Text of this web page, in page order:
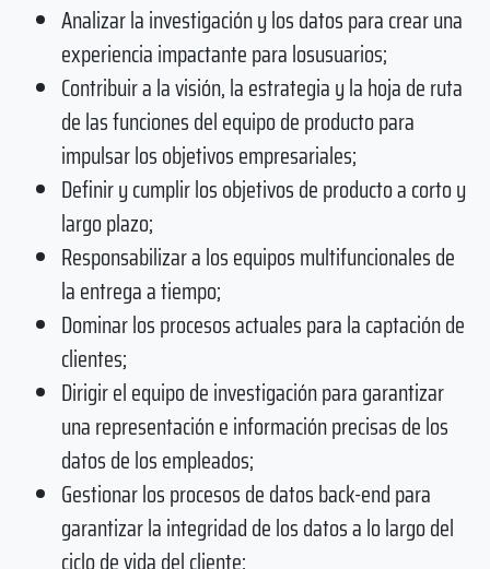
Analizar la investigación y los datos para crear una
experiencia impactante para losusuarios;
Contribuir a la visión, la estrategia y la hoja de ruta
de las funciones del equipo de producto para
impulsar los objetivos empresariales;
Definir y cumplir los objetivos de producto a corto y
largo plazo;
Responsabilizar a los equipos multifuncionales de
la entrega a tiempo;
Dominar los procesos actuales para la captación de
clientes;
Dirigir el equipo de investigación para garantizar
una representación e información precisas de los
datos de los empleados;
Gestionar los procesos de datos back-end para
garantizar la integridad de los datos a lo largo del